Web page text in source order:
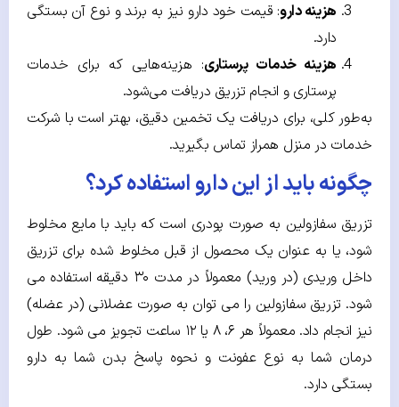
هزینه دارو: قیمت خود دارو نیز به برند و نوع آن بستگی
دارد.
هزینه خدمات پرستاری: هزینه‌هایی که برای خدمات
پرستاری و انجام تزریق دریافت می‌شود.
به‌طور کلی، برای دریافت یک تخمین دقیق، بهتر است با شرکت
خدمات در منزل همراز تماس بگیرید.
چگونه باید از این دارو استفاده کرد؟
تزریق سفازولین به صورت پودری است که باید با مایع مخلوط
شود، یا به عنوان یک محصول از قبل مخلوط شده برای تزریق
داخل وریدی (در ورید) معمولاً در مدت ۳۰ دقیقه استفاده می
شود. تزریق سفازولین را می توان به صورت عضلانی (در عضله)
نیز انجام داد. معمولاً هر ۶، ۸ یا ۱۲ ساعت تجویز می شود. طول
درمان شما به نوع عفونت و نحوه پاسخ بدن شما به دارو
بستگی دارد.